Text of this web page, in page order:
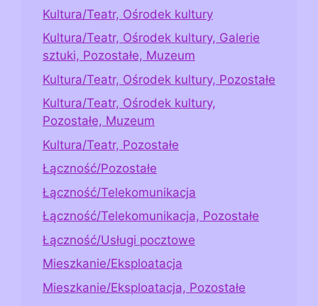
Kultura/Teatr, Ośrodek kultury
Kultura/Teatr, Ośrodek kultury, Galerie
sztuki, Pozostałe, Muzeum
Kultura/Teatr, Ośrodek kultury, Pozostałe
Kultura/Teatr, Ośrodek kultury,
Pozostałe, Muzeum
Kultura/Teatr, Pozostałe
Łączność/Pozostałe
Łączność/Telekomunikacja
Łączność/Telekomunikacja, Pozostałe
Łączność/Usługi pocztowe
Mieszkanie/Eksploatacja
Mieszkanie/Eksploatacja, Pozostałe